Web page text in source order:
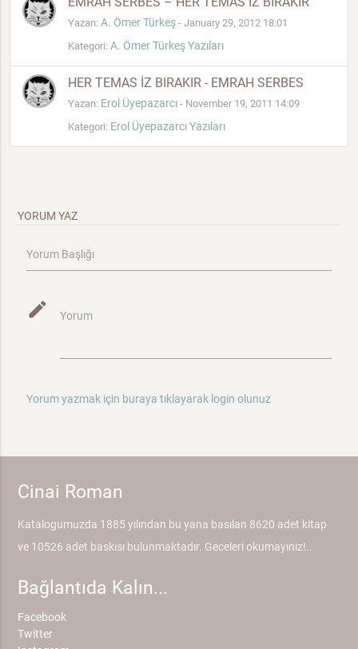
Yazan: A. Ömer Türkeş - January 29, 2012 18:01
Kategori: A. Ömer Türkeş Yazıları
HER TEMAS İZ BIRAKIR - EMRAH SERBES
Yazan: Erol Üyepazarcı - November 19, 2011 14:09
Kategori: Erol Üyepazarcı Yazıları
YORUM YAZ
Yorum Başlığı
mode_edit Yorum
Yorum yazmak için buraya tıklayarak login olunuz
Cinai Roman
Katalogumuzda 1885 yılından bu yana basılan 8620 adet kitap
ve 10526 adet baskısı bulunmaktadır. Geceleri okumayınız!..
Bağlantıda Kalın...
Facebook
Twitter